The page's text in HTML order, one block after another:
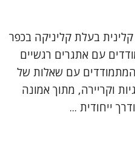
בעלת קליניקה בכפר
עם אתגרים רגשיים
המתמודדים עם שאלות של
וקריירה, מתוך אמונה
ייחודית ...